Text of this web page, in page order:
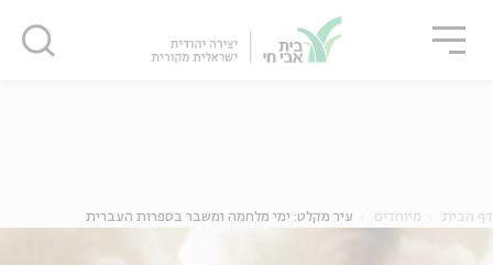
דף הבית
מיוחדים עיר מקלט: ימי מלחמה ומשבר בספרות העברית
סגור